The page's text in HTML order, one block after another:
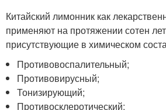
Китайский лимонник как
применяют на протяжении сотен
присутствующие в химическом
Противовоспалительный;
Противовирусный;
Тонизирующий;
Противосклеротический;